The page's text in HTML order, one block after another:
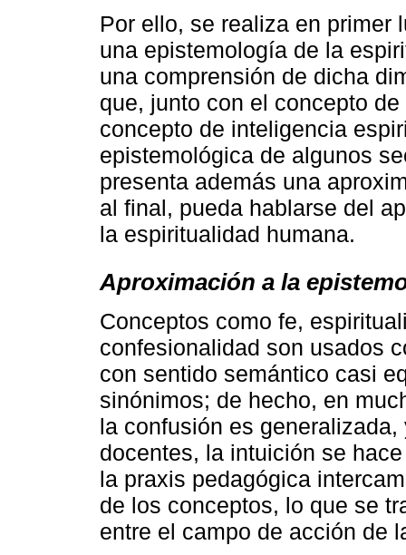
Por ello, se realiza en primer
una epistemología de la
una comprensión de dicha
que, junto con el concepto
concepto de inteligencia
epistemológica de algunos
presenta además una
al final, pueda hablarse del
la espiritualidad humana.
Aproximación a la
Conceptos como fe,
confesionalidad son usados
con sentido semántico casi
sinónimos; de hecho, en
la confusión es
docentes, la intuición se
la praxis pedagógica
de los conceptos, lo que se
entre el campo de acción de